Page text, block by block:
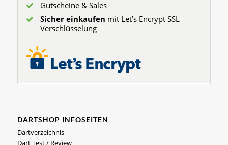
Gutscheine & Sales
Sicher einkaufen mit Let’s Encrypt SSL
Verschlüsselung
DARTSHOP INFOSEITEN
Dartverzeichnis
Dart Test / Review